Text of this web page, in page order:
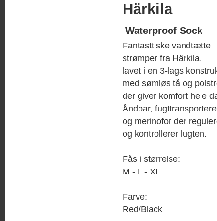
Härkila
Waterproof Sock
Fantasttiske vandtætte
strømper fra Härkila.
lavet i en 3-lags
med sømløs tå og
der giver komfort hele
Åndbar,
og merinofor der
og kontrollerer lugten.
Fås i størrelse:
M - L - XL
Farve:
Red/Black